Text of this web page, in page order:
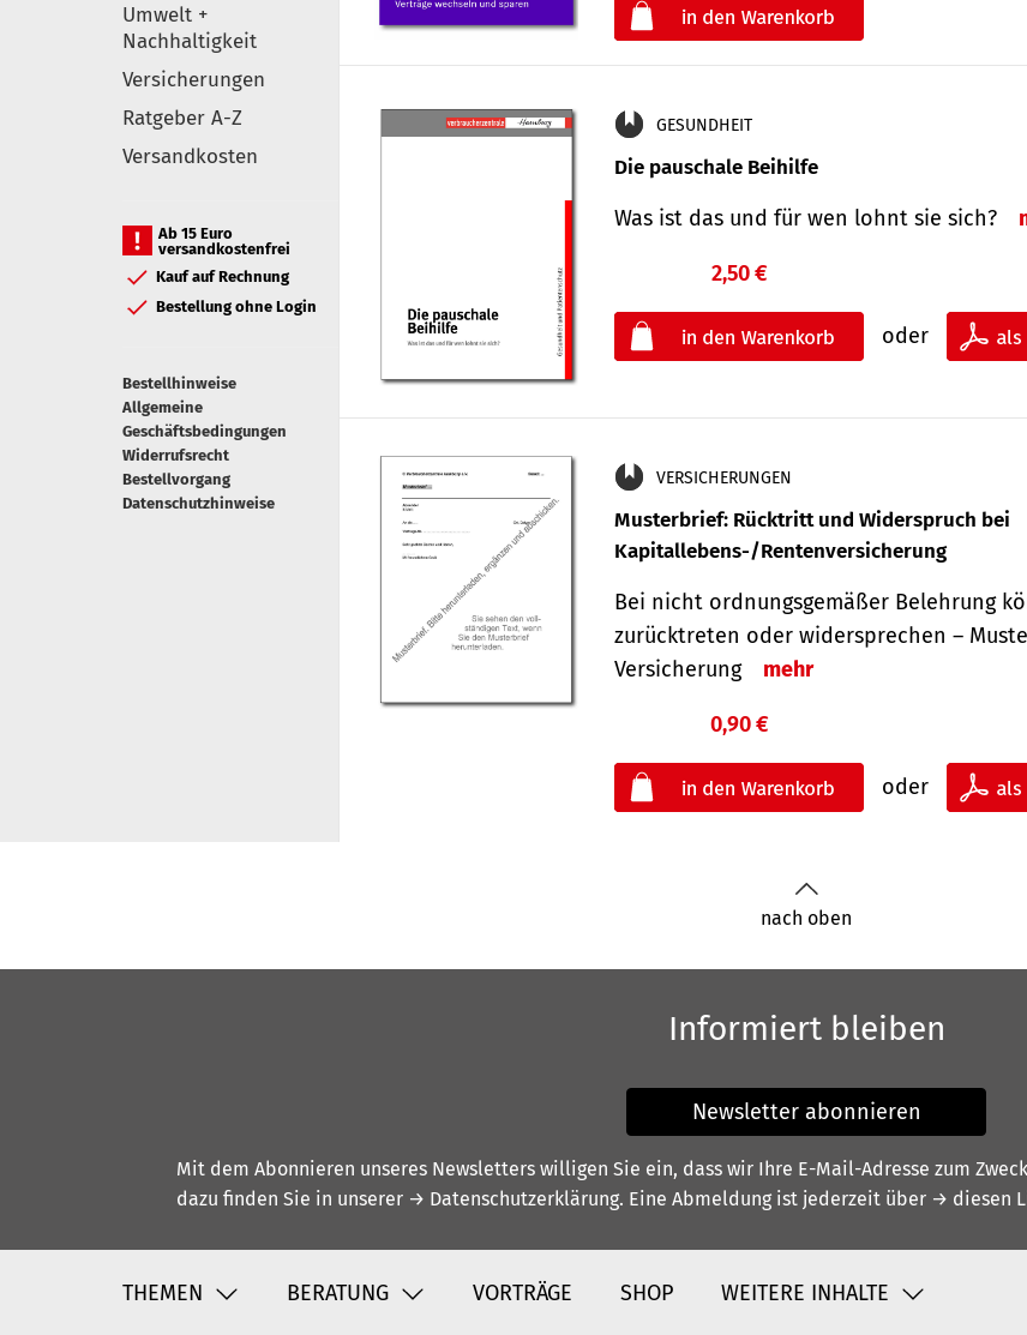
Umwelt +
Nachhaltigkeit
Versicherungen
Ratgeber A-Z
Versandkosten
Ab 15 Euro
versandkostenfrei
Kauf auf Rechnung
Bestellung ohne Login
Bestellhinweise
Allgemeine
Geschäftsbedingungen
Widerrufsrecht
Bestellvorgang
Datenschutzhinweise
GESUNDHEIT
Die pauschale Beihilfe
Was ist das und für wen lohnt sie sich?
2,50 €
oder
VERSICHERUNGEN
Musterbrief: Rücktritt und Widerspruch bei
Kapitallebens-/Rentenversicherung
Bei nicht ordnungsgemäßer Belehrung
zurücktreten oder widersprechen –
Versicherung
mehr
0,90 €
oder
nach oben
Informiert bleiben
Newsletter abonnieren
Mit dem Abonnieren unseres Newsletters willigen Sie ein, dass wir Ihre E-Mail-Adresse zum
dazu finden Sie in unserer → Datenschutzerklärung. Eine Abmeldung ist jederzeit über → diesen
THEMEN BERATUNG VORTRÄGE SHOP WEITERE INHALTE